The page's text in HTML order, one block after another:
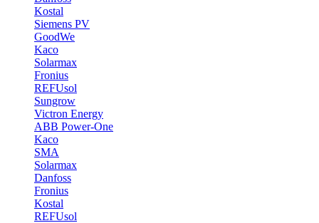
Kostal
Siemens PV
GoodWe
Kaco
Solarmax
Fronius
REFUsol
Sungrow
Victron Energy
ABB Power-One
Kaco
SMA
Solarmax
Danfoss
Fronius
Kostal
REFUsol